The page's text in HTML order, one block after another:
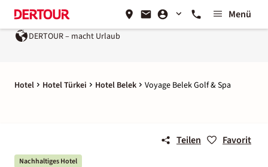
Menü
– macht Urlaub Ein Unternehmen der
Hotel Hotel Türkei Hotel Belek Voyage Belek Golf & Spa
Teilen Favorit
Nachhaltiges Hotel